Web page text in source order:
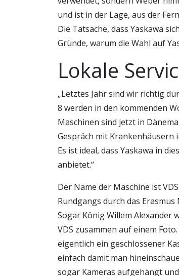
und ist in der Lage, aus der
Die Tatsache, dass Yaskawa
Gründe, warum die Wahl auf
Lokale
„Letztes Jahr sind wir richtig
8 werden in den kommenden
Maschinen sind jetzt in
Gespräch mit Krankenhäusern
Es ist ideal, dass Yaskawa in
anbietet.“
Der Name der Maschine ist
Rundgangs durch das
Sogar König Willem Alexander
VDS zusammen auf einem
eigentlich ein geschlossener
einfach damit man
sogar Kameras aufgehängt